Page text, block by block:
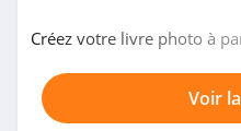
Créez votre livre photo à
Voir